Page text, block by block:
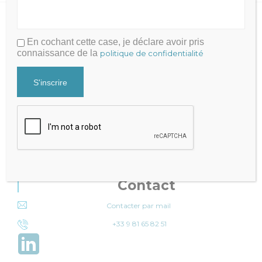
Julien FRAYSSE
Expert-Comptable qui accompagne la performance de votre
Mentions légales|Politique de Confidentialité
Contact
Contacter par mail
+33 9 81 65 82 51
En cochant cette case, je déclare avoir pris
connaissance de la politique de confidentialité